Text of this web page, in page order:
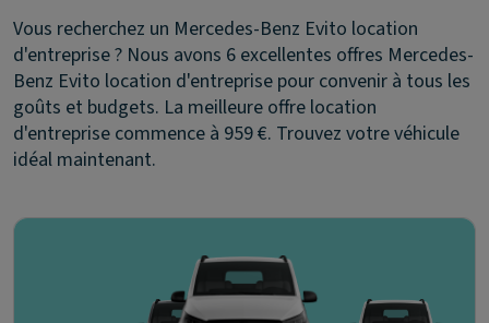
Vous recherchez un Mercedes-Benz Evito location
d'entreprise ? Nous avons 6 excellentes offres Mercedes-
Benz Evito location d'entreprise pour convenir à tous les
goûts et budgets. La meilleure offre location
d'entreprise commence à 959 €. Trouvez votre véhicule
idéal maintenant.